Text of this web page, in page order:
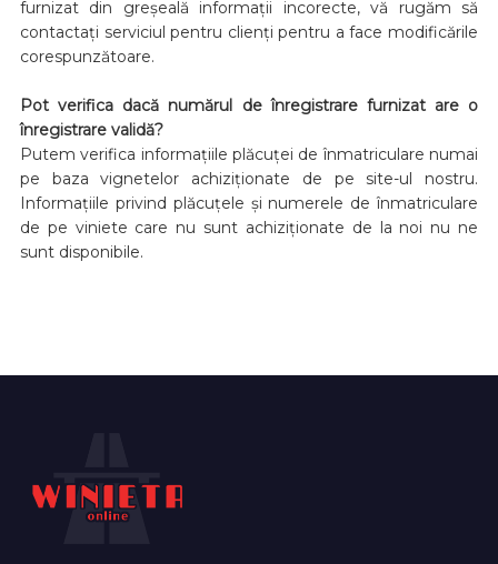
furnizat din greșeală informații incorecte, vă rugăm să
contactați serviciul pentru clienți pentru a face modificările
corespunzătoare.
Pot verifica dacă numărul de înregistrare furnizat are o
înregistrare validă?
Putem verifica informațiile plăcuței de înmatriculare numai
pe baza vignetelor achiziționate de pe site-ul nostru.
Informațiile privind plăcuțele și numerele de înmatriculare
de pe viniete care nu sunt achiziționate de la noi nu ne
sunt disponibile.